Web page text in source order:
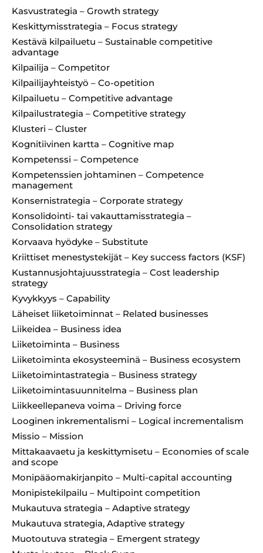
Kasvustrategia – Growth strategy
Keskittymisstrategia – Focus strategy
Kestävä kilpailuetu – Sustainable competitive
advantage
Kilpailija – Competitor
Kilpailijayhteistyö – Co-opetition
Kilpailuetu – Competitive advantage
Kilpailustrategia – Competitive strategy
Klusteri – Cluster
Kognitiivinen kartta – Cognitive map
Kompetenssi – Competence
Kompetenssien johtaminen – Competence
management
Konsernistrategia – Corporate strategy
Konsolidointi- tai vakauttamisstrategia –
Consolidation strategy
Korvaava hyödyke – Substitute
Kriittiset menestystekijät – Key success factors (KSF)
Kustannusjohtajuusstrategia – Cost leadership
strategy
Kyvykkyys – Capability
Läheiset liiketoiminnat – Related businesses
Liikeidea – Business idea
Liiketoiminta – Business
Liiketoiminta ekosysteeminä – Business ecosystem
Liiketoimintastrategia – Business strategy
Liiketoimintasuunnitelma – Business plan
Liikkeellepaneva voima – Driving force
Looginen inkrementalismi – Logical incrementalism
Missio – Mission
Mittakaavaetu ja keskittymisetu – Economies of scale
and scope
Monipääomakirjanpito – Multi-capital accounting
Monipistekilpailu – Multipoint competition
Mukautuva strategia – Adaptive strategy
Mukautuva strategia, Adaptive strategy
Muotoutuva strategia – Emergent strategy